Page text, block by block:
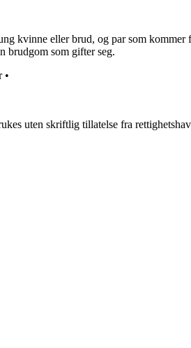
kvinne eller brud, og par som
brudgom som gifter seg.
•
uten skriftlig tillatelse fra